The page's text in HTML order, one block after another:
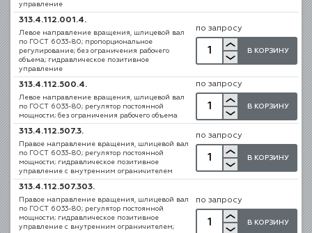
управление
313.4.112.001.4.
Левое направление вращения, шлицевой вал
по ГОСТ 6033-80; пропорциональное
регулирование; без ограничения рабочего
объема; гидравлическое позитивное
управление
по запросу
В КОРЗИНУ
313.4.112.500.4.
Левое направление вращения, шлицевой вал
по ГОСТ 6033-80; регулятор постоянной
мощности; без ограничения рабочего объема
по запросу
В КОРЗИНУ
313.4.112.507.3.
Правое направление вращения, шлицевой вал
по ГОСТ 6033-80; регулятор постоянной
мощности; гидравлическое позитивное
управление с внутренним ограничителем
по запросу
В КОРЗИНУ
313.4.112.507.303.
Правое направление вращения, шлицевой вал
по ГОСТ 6033-80; регулятор постоянной
мощности; гидравлическое позитивное
управление с внутренним ограничителем;
по запросу
В КОРЗИНУ